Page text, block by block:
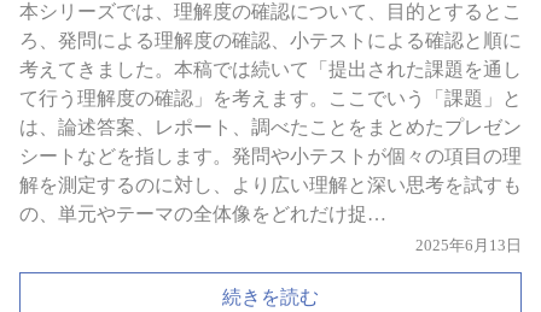
本シリーズでは、理解度の確認について、目的とするとこ
ろ、発問による理解度の確認、小テストによる確認と順に
考えてきました。本稿では続いて「提出された課題を通し
て行う理解度の確認」を考えます。ここでいう「課題」と
は、論述答案、レポート、調べたことをまとめたプレゼン
シートなどを指します。発問や小テストが個々の項目の理
解を測定するのに対し、より広い理解と深い思考を試すも
の、単元やテーマの全体像をどれだけ捉…
2025年6月13日
続きを読む